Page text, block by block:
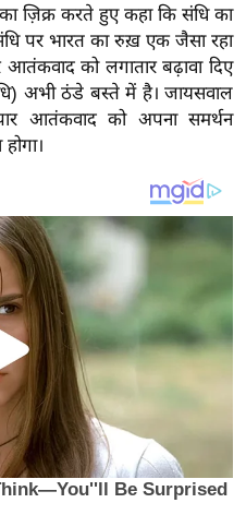
ज़िक्र करते हुए कहा कि संधि का
पर भारत का रुख़ एक जैसा रहा
आतंकवाद को लगातार बढ़ावा दिए
अभी ठंडे बस्ते में है। जायसवाल
आतंकवाद को अपना समर्थन